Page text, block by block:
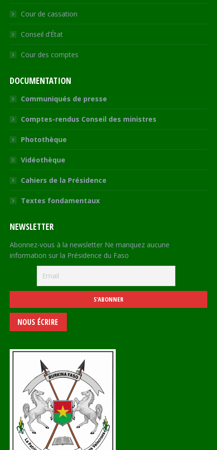
Cour de cassation
Conseil d’État
Cour des comptes
DOCUMENTATION
Communiqués de presse
Comptes-rendus Conseil des ministres
Photothèque
Vidéothèque
Cahiers de la Présidence
Textes fondamentaux
NEWSLETTER
Abonnez-vous à la newsletter Ne manquez aucune
information sur la Présidence du Faso
NOUS ÉCRIRE